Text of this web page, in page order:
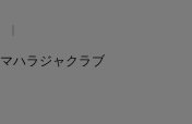
マハラジャクラブ